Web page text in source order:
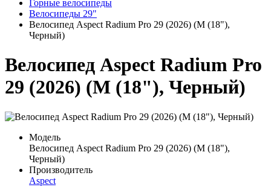
Горные велосипеды
Велосипеды 29"
Велосипед Aspect Radium Pro 29 (2026) (M (18"),
Черный)
Велосипед Aspect Radium Pro
29 (2026) (M (18"), Черный)
Модель
Велосипед Aspect Radium Pro 29 (2026) (M (18"),
Черный)
Производитель
Aspect